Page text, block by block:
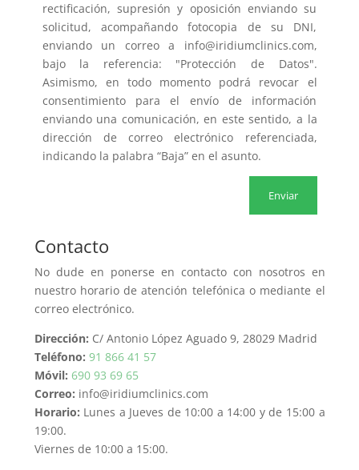
rectificación, supresión y oposición enviando su
solicitud, acompañando fotocopia de su DNI,
enviando un correo a info@iridiumclinics.com,
bajo la referencia: "Protección de Datos".
Asimismo, en todo momento podrá revocar el
consentimiento para el envío de información
enviando una comunicación, en este sentido, a la
dirección de correo electrónico referenciada,
indicando la palabra “Baja” en el asunto.
Contacto
No dude en ponerse en contacto con nosotros en
nuestro horario de atención telefónica o mediante el
correo electrónico.
Dirección: C/ Antonio López Aguado 9, 28029 Madrid
Teléfono: 91 866 41 57
Móvil: 690 93 69 65
Correo: info@iridiumclinics.com
Horario: Lunes a Jueves de 10:00 a 14:00 y de 15:00 a
19:00.
Viernes de 10:00 a 15:00.